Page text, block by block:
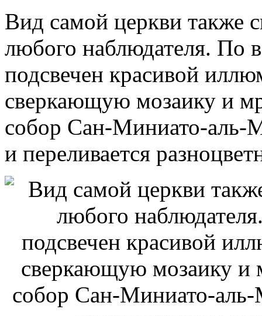
Вид самой церкви также
любого наблюдателя. По
подсвечен красивой
сверкающую мозаику и
собор Сан-Миниато-аль-
и переливается